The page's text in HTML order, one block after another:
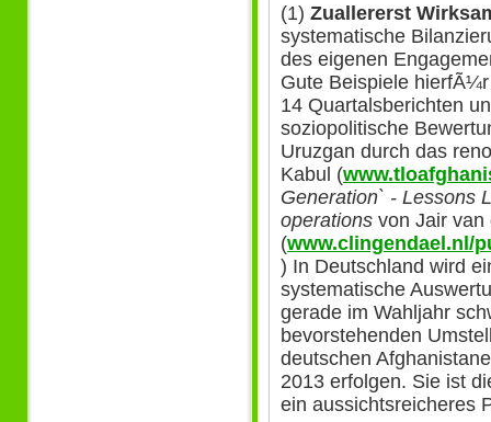
(1) Zuallererst
systematische
des eigenen
Gute Beispiele
14 Quartalsberichten
soziopolitische
Uruzgan durch das
Kabul (
Generation` - Lessons
operations von Jair van
(www.clingendael.nl/
) In Deutschland wird
systematische
gerade im Wahljahr
bevorstehenden
deutschen
2013 erfolgen. Sie ist
ein aussichtsreicheres